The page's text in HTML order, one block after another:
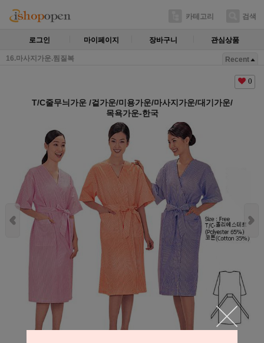
카테고리 검색
로그인 마이페이지 장바구니 관심상품
16.마사지가운.찜질복 Recent
0
T/C줄무늬가운 /겉가운/미용가운/마사지가운/대기가운/
목욕가운-한국